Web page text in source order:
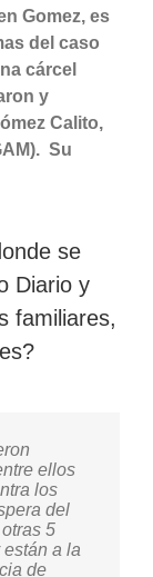
Gomez, es
del caso
cárcel
y
Calito,
Su
se
Diario y
familiares,
ellos
los
del
5
a la
de
me
pasó.
de
caso